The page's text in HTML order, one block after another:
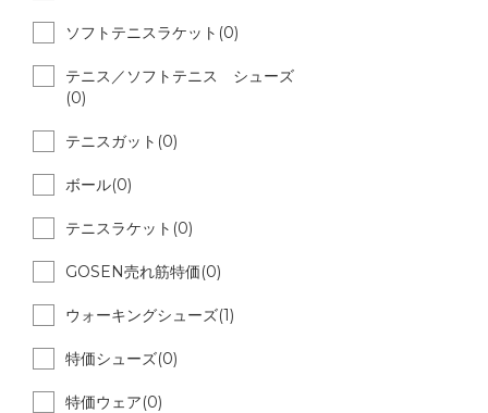
ソフトテニスラケット(0)
テニス／ソフトテニス シューズ
(0)
テニスガット(0)
ボール(0)
テニスラケット(0)
GOSEN売れ筋特価(0)
ウォーキングシューズ(1)
特価シューズ(0)
特価ウェア(0)